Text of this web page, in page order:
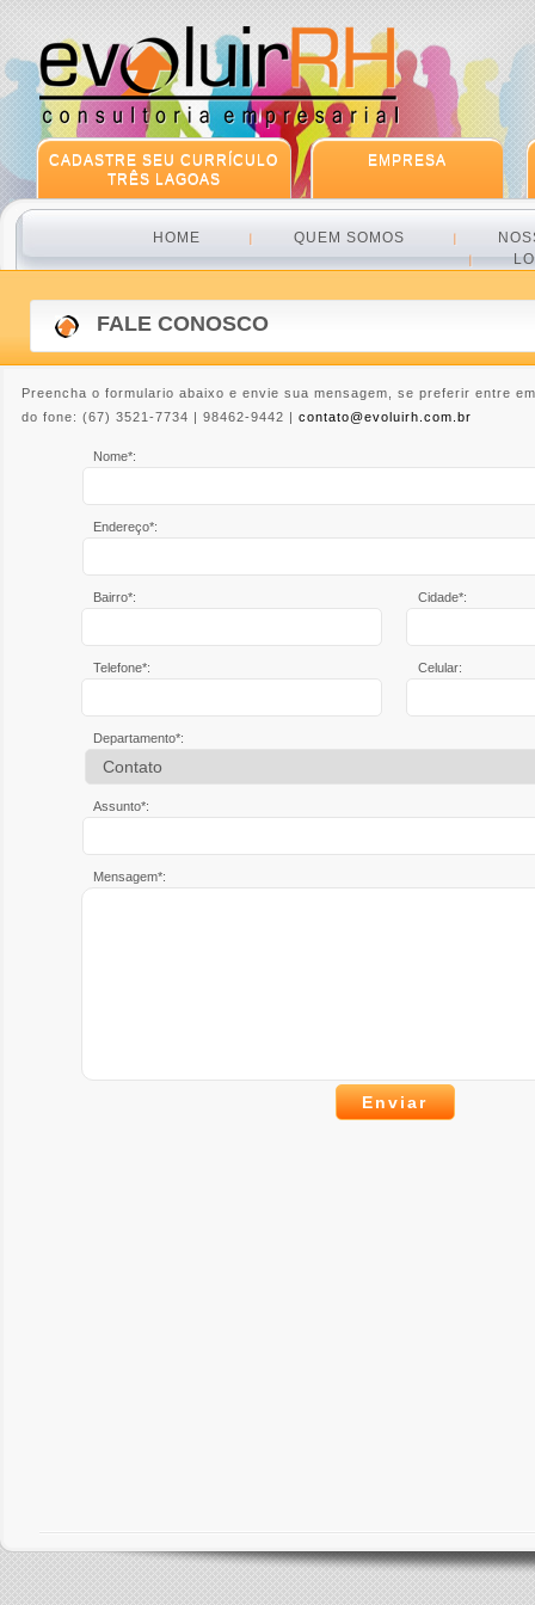
CADASTRE SEU CURRÍCULO
TRÊS LAGOAS
EMPRESA
HOME QUEM SOMOS
FALE CONOSCO
Preencha o formulario abaixo e envie sua mensagem, se preferir entre
do fone: (67) 3521-7734 | 98462-9442 | contato@evoluirh.com.br
Nome*:
Endereço*:
Bairro*: Cidade*:
Telefone*: Celular:
Departamento*:
Assunto*:
Mensagem*: